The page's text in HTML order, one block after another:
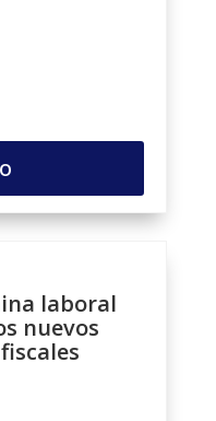
laboral
nuevos